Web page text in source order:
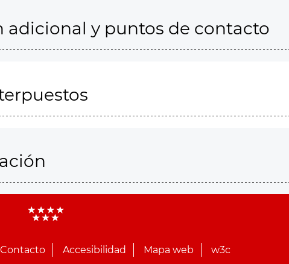
adicional y puntos de contacto
Contacto Accesibilidad Mapa web w3c